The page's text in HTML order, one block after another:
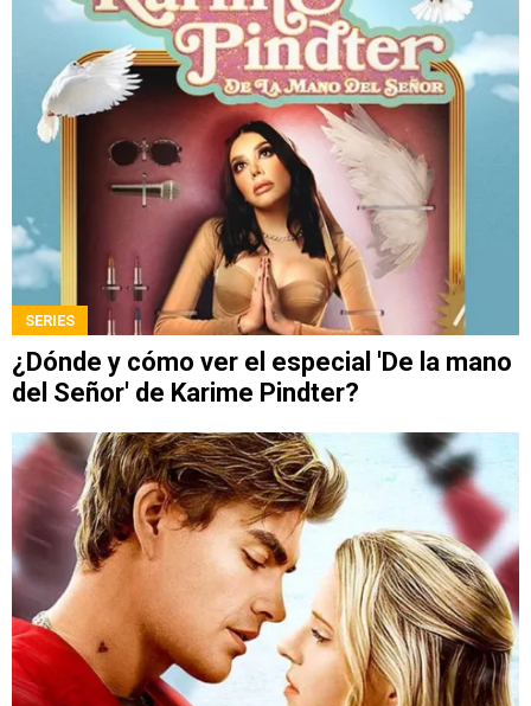
SERIES
¿Dónde y cómo ver el especial 'De la mano
del Señor' de Karime Pindter?